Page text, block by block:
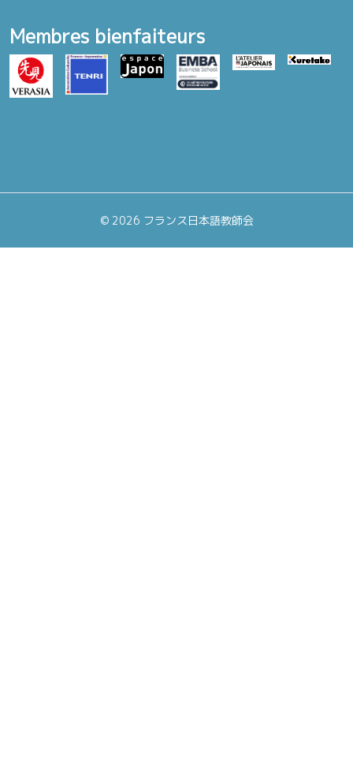
Membres bienfaiteurs
©2026 フランス日本語教師会